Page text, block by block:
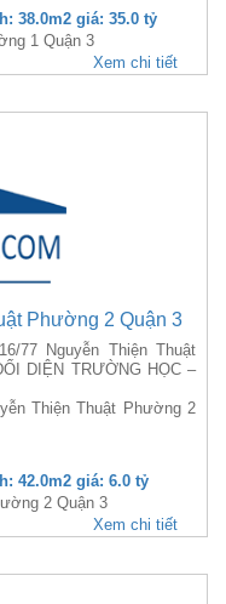
38.0m2 giá: 35.0 tỷ
1 Quận 3
Xem chi tiết
Phường 2 Quận 3
77 Nguyễn Thiện Thuật
DIỆN TRƯỜNG HỌC –
Thiện Thuật Phường 2
42.0m2 giá: 6.0 tỷ
2 Quận 3
Xem chi tiết